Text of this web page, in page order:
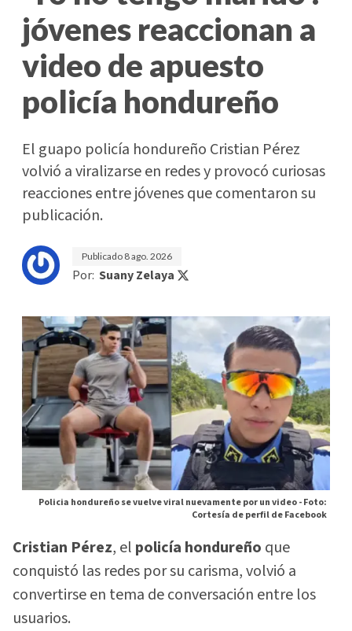
jóvenes reaccionan a
video de apuesto
policía hondureño
El guapo policía hondureño Cristian Pérez
volvió a viralizarse en redes y provocó curiosas
reacciones entre jóvenes que comentaron su
publicación.
Publicado 8 ago. 2026
Por: Suany Zelaya
Policia hondureño se vuelve viral nuevamente por un video -Foto:
Cortesía de perfil de Facebook
Cristian Pérez, el policía hondureño que
conquistó las redes por su carisma, volvió a
convertirse en tema de conversación entre los
usuarios.